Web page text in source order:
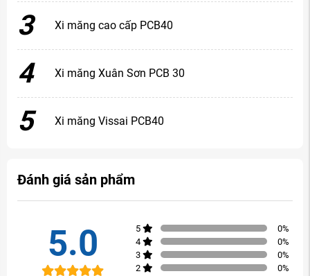
3 Xi măng cao cấp PCB40
4 Xi măng Xuân Sơn PCB 30
5 Xi măng Vissai PCB40
Đánh giá sản phẩm
5.0 5 0%
4
0%
3
0%
2
0%